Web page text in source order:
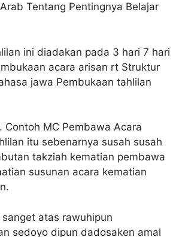
Tentang Pentingnya Belajar
ini diadakan pada 3 hari 7 hari
acara arisan rt Struktur
jawa Pembukaan tahlilan
MC Pembawa Acara
itu sebenarnya susah susah
takziah kematian pembawa
susunan acara kematian
atas rawuhipun
sedoyo dipun dadosaken amal